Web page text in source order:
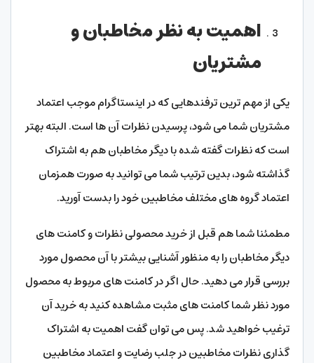
اهمیت به نظر مخاطبان و
مشتریان
یکی از مهم ترین ترفندهایی که در اینستاگرام موجب اعتماد
مشتریان شما می شود، پرسیدن نظرات آن ها است. البته بهتر
است که نظرات گفته شده با دیگر مخاطبان هم به اشتراک
گذاشته شود، بدین ترتیب شما می توانید به صورت همزمان
اعتماد گروه های مختلف مخاطبین خود را بدست آورید.
مطمئنا شما هم قبل از خرید محصولی نظرات و کامنت های
دیگر مخاطبان را به منظور آشنایی بیشتر با آن محصول مورد
بررسی قرار می دهید. حال اگر در کامنت های مربوط به محصول
مورد نظر شما کامنت های مثبت مشاهده کنید به خرید آن
ترغیب خواهید شد. پس می توان گفت اهمیت به اشتراک
گذاری نظرات مخاطبین در جلب رضایت و اعتماد مخاطبین